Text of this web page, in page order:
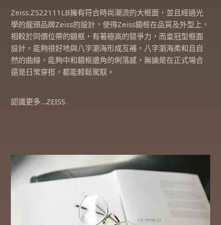
Zeiss.ZS22111LB擁有符合時尚潮流的大框面，並且經過光
學的龍頭品牌Zeiss的設計，使得Zeiss鏡框在品質及外型上，
相較於同價位帶的鏡框，有著極高的競爭力，而皇冠型框面
設計，能夠很好地與八字瀏海形成互補，八字瀏海柔和且自
然的曲線，能夠中和鏡框邊角的俐落感，無論是在正式場合
還是日常穿搭，都能輕鬆駕馭。
認識更多…ZEISS